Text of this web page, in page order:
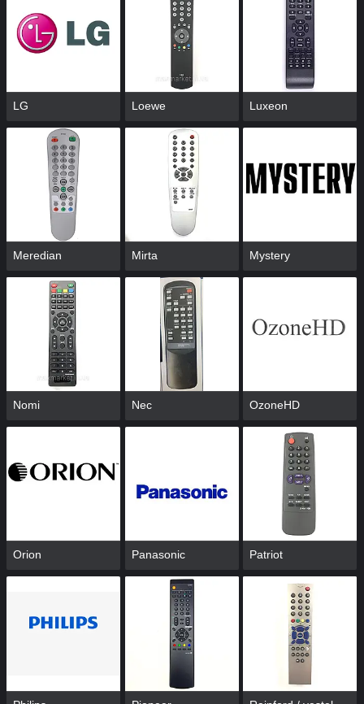
LG Loewe Luxeon
Meredian Mirta Mystery
Nomi Nec OzoneHD
Orion Panasonic Patriot